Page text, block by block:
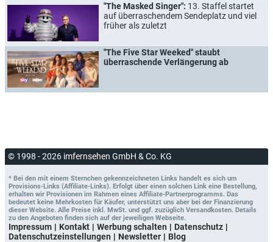
"The Masked Singer": 13. Staffel startet
auf überraschendem Sendeplatz und viel
früher als zuletzt
"The Five Star Weeked" staubt
überraschende Verlängerung ab
© 1998 - 2026 imfernsehen GmbH & Co. KG
* Bei den mit einem Sternchen gekennzeichneten Links handelt es sich um
Provisions-Links (Affiliate-Links). Erfolgt über einen solchen Link eine Bestellung,
erhalten wir Provisionen im Rahmen eines Affiliate-Partnerprogramms. Das
bedeutet keine Mehrkosten für Käufer, unterstützt uns aber bei der Finanzierung
dieser Website. Alle Preise inkl. MwSt. und ggf. zuzüglich Versandkosten. Details
zu den Angeboten finden sich auf der jeweiligen Webseite.
Impressum Kontakt Werbung schalten
Datenschutz
Datenschutzeinstellungen
Newsletter Blog